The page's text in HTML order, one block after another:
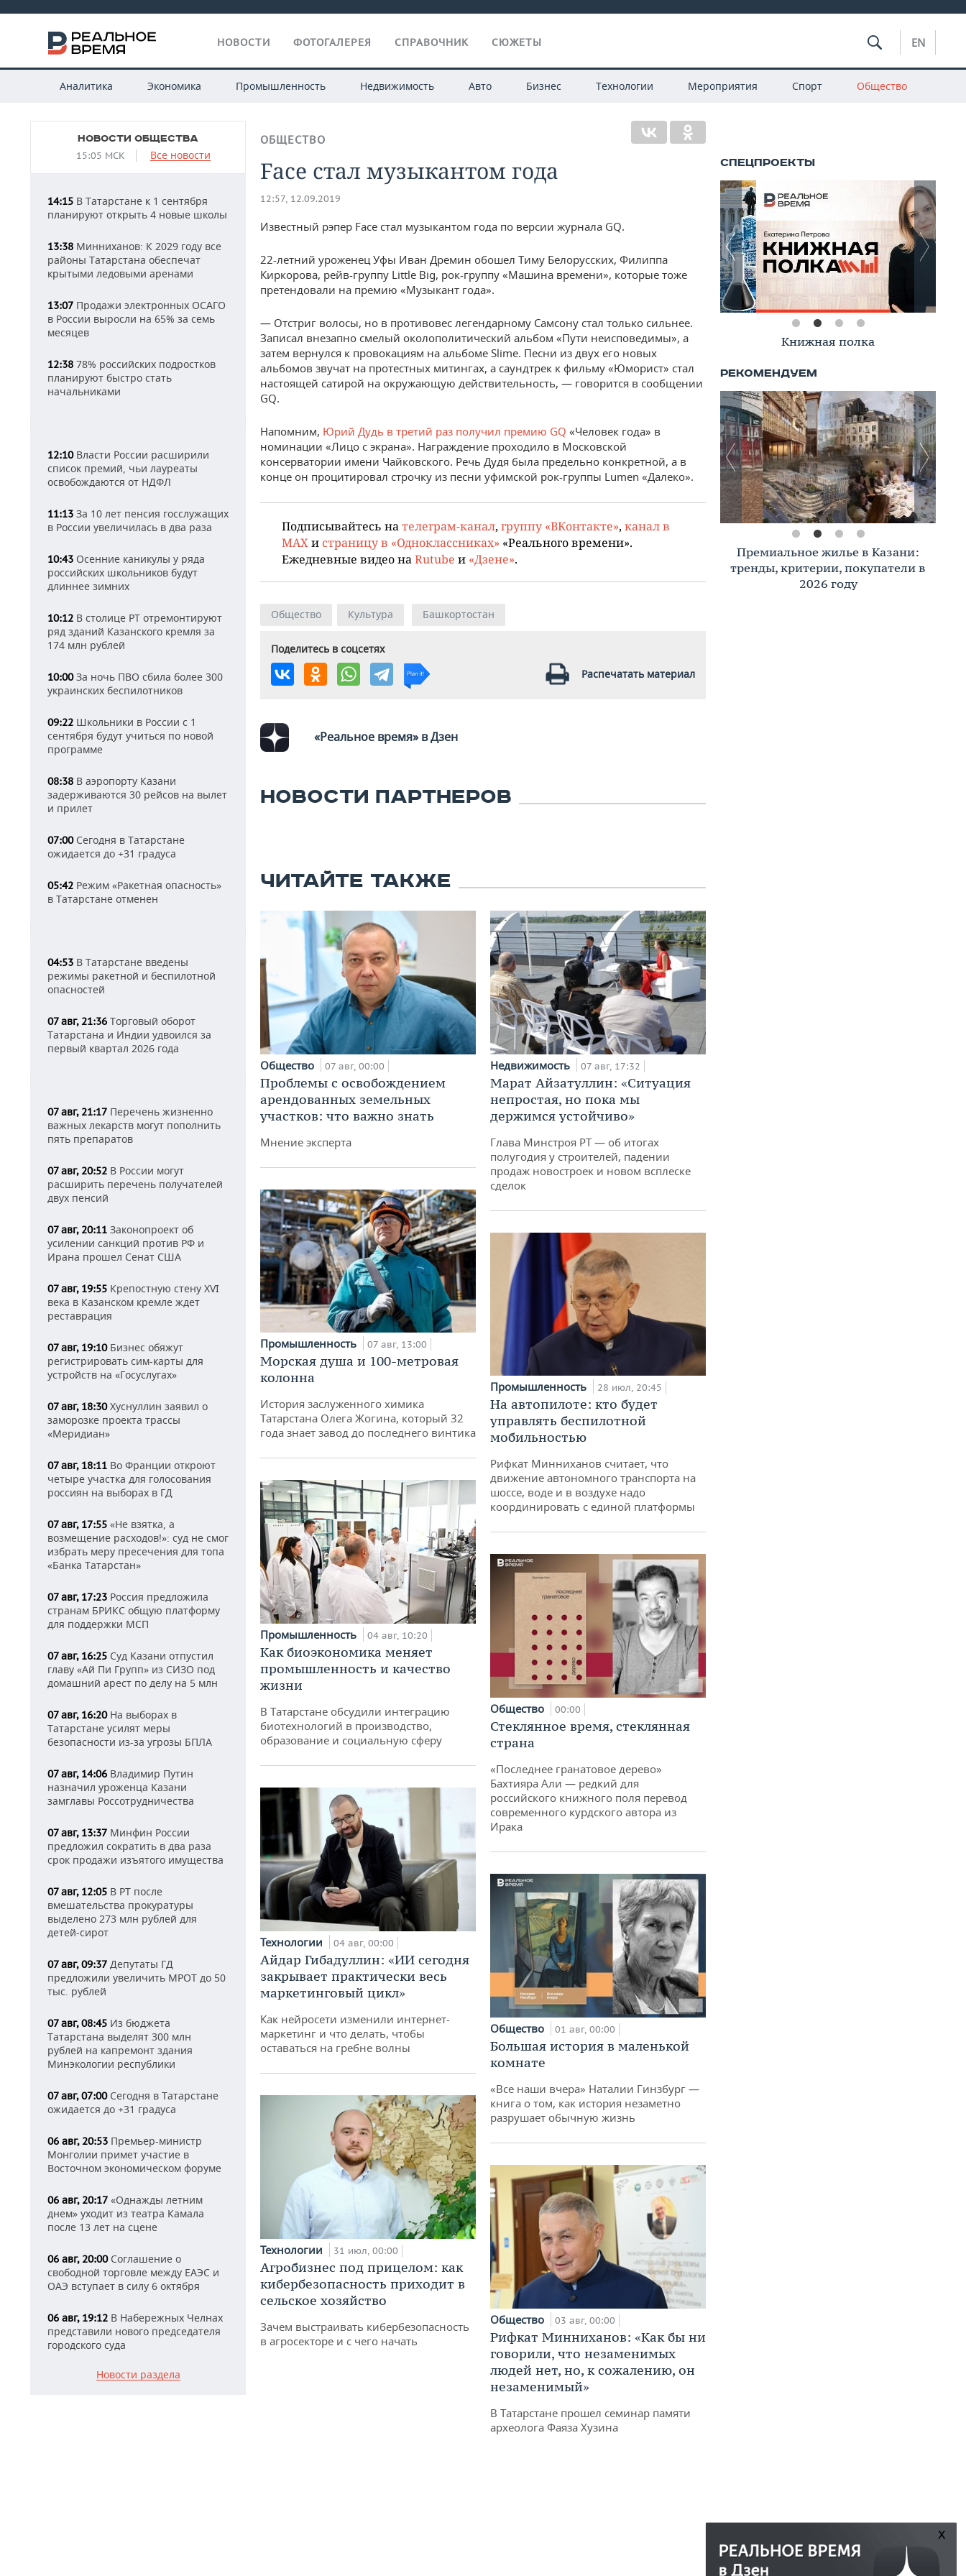
НОВОСТИ ФОТОГАЛЕРЕЯ СПРАВОЧНИК СЮЖЕТЫ EN
Аналитика Экономика Промышленность Недвижимость Авто Бизнес Технологии Мероприятия Спорт Общество
НОВОСТИ ОБЩЕСТВА
15:05 МСК Все новости
14:15 В Татарстане к 1 сентября
планируют открыть 4 новые школы
13:38 Минниханов: К 2029 году все
районы Татарстана обеспечат
крытыми ледовыми аренами
13:07 Продажи электронных ОСАГО
в России выросли на 65% за семь
месяцев
12:38 78% российских подростков
планируют быстро стать
начальниками
12:10Власти России расширили
список премий, чьи лауреаты
освобождаются от НДФЛ
11:13 За 10 лет пенсия госслужащих
в России увеличилась в два раза
10:43 Осенние каникулы у ряда
российских школьников будут
длиннее зимних
10:12 В столице РТ отремонтируют
ряд зданий Казанского кремля за
174 млн рублей
10:00За ночь ПВО сбила более 300
украинских беспилотников
09:22 Школьники в России с 1
сентября будут учиться по новой
программе
08:38 В аэропорту Казани
задерживаются 30 рейсов на вылет
и прилет
07:00Сегодня в Татарстане
ожидается до +31 градуса
05:42 Режим «Ракетная опасность»
в Татарстане отменен
04:53 В Татарстане введены
режимы ракетной и беспилотной
опасностей
07 авг, 21:36 Торговый оборот
Татарстана и Индии удвоился за
первый квартал 2026 года
07 авг, 21:17 Перечень жизненно
важных лекарств могут пополнить
пять препаратов
07 авг, 20:52 В России могут
расширить перечень получателей
двух пенсий
07 авг, 20:11 Законопроект об
усилении санкций против РФ и
Ирана прошел Сенат США
07 авг, 19:55 Крепостную стену XVI
века в Казанском кремле ждет
реставрация
07 авг, 19:10Бизнес обяжут
регистрировать сим-карты для
устройств на «Госуслугах»
07 авг, 18:30Хуснуллин заявил о
заморозке проекта трассы
«Меридиан»
07 авг, 18:11 Во Франции откроют
четыре участка для голосования
россиян на выборах в ГД
07 авг, 17:55 «Не взятка, а
возмещение расходов!»: суд не смог
избрать меру пресечения для топа
«Банка Татарстан»
07 авг, 17:23 Россия предложила
странам БРИКС общую платформу
для поддержки МСП
07 авг, 16:25 Суд Казани отпустил
главу «Ай Пи Групп» из СИЗО под
домашний арест по делу на 5 млн
07 авг, 16:20На выборах в
Татарстане усилят меры
безопасности из-за угрозы БПЛА
07 авг, 14:06 Владимир Путин
назначил уроженца Казани
замглавы Россотрудничества
07 авг, 13:37 Минфин России
предложил сократить в два раза
срок продажи изъятого имущества
07 авг, 12:05 В РТ после
вмешательства прокуратуры
выделено 273 млн рублей для
детей-сирот
07 авг, 09:37 Депутаты ГД
предложили увеличить МРОТ до 50
тыс. рублей
07 авг, 08:45 Из бюджета
Татарстана выделят 300 млн
рублей на капремонт здания
Минэкологии республики
07 авг, 07:00Сегодня в Татарстане
ожидается до +31 градуса
06 авг, 20:53 Премьер-министр
Монголии примет участие в
Восточном экономическом форуме
06 авг, 20:17 «Однажды летним
днем» уходит из театра Камала
после 13 лет на сцене
06 авг, 20:00Соглашение о
свободной торговле между ЕАЭС и
ОАЭ вступает в силу 6 октября
06 авг, 19:12 В Набережных Челнах
представили нового председателя
городского суда
Новости раздела
ОБЩЕСТВО
Face стал музыкантом года
12:57, 12.09.2019
Известный рэпер Face стал музыкантом года по версии журнала GQ.
22-летний уроженец Уфы Иван Дремин обошел Тиму Белорусских, Филиппа
Киркорова, рейв-группу Little Big, рок-группу «Машина времени», которые тоже
претендовали на премию «Музыкант года».
— Отстриг волосы, но в противовес легендарному Самсону стал только сильнее.
Записал внезапно смелый околополитический альбом «Пути неисповедимы», а
затем вернулся к провокациям на альбоме Slime. Песни из двух его новых
альбомов звучат на протестных митинга­х, а саундтрек к фильму «Юморист» стал
настоящей сатирой на окружающую действительность, — говорится в сообщении
GQ.
Напомним, Юрий Дудь в третий раз получил премию GQ «Человек года» в
номинации «Лицо с экрана». Награждение проходило в Московской
консерватории имени Чайковского. Речь Дудя была предельно конкретной, а в
конце он процитировал строчку из песни уфимской рок-группы Lumen «Далеко».
Подписывайтесь на телеграм-канал, группу «ВКонтакте», канал в
MAX и страницу в «Одноклассниках» «Реального времени».
Ежедневные видео на Rutube и «Дзене».
Общество Культура Башкортостан
Поделитесь в соцсетях
Распечатать материал
«Реальное время» в Дзен
НОВОСТИ ПАРТНЕРОВ
ЧИТАЙТЕ ТАКЖЕ
Общество 07 авг, 00:00
Проблемы с освобождением
арендованных земельных
участков: что важно знать
Мнение эксперта
Промышленность 07 авг, 13:00
Морская душа и 100-метровая
колонна
История заслуженного химика
Татарстана Олега Жогина, который 32
года знает завод до последнего винтика
Промышленность 04 авг, 10:20
Как биоэкономика меняет
промышленность и качество
жизни
В Татарстане обсудили интеграцию
биотехнологий в производство,
образование и социальную сферу
Технологии 04 авг, 00:00
Айдар Гибадуллин: «ИИ сегодня
закрывает практически весь
маркетинговый цикл»
Как нейросети изменили интернет-
маркетинг и что делать, чтобы
оставаться на гребне волны
Технологии 31 июл, 00:00
Агробизнес под прицелом: как
кибербезопасность приходит в
сельское хозяйство
Зачем выстраивать кибербезопасность
в агросекторе и с чего начать
Недвижимость 07 авг, 17:32
Марат Айзатуллин: «Ситуация
непростая, но пока мы
держимся устойчиво»
Глава Минстроя РТ — об итогах
полугодия у строителей, падении
продаж новостроек и новом всплеске
сделок
Промышленность 28 июл, 20:45
На автопилоте: кто будет
управлять беспилотной
мобильностью
Рифкат Минниханов считает, что
движение автономного транспорта на
шоссе, воде и в воздухе надо
координировать с единой платформы
Общество 00:00
Стеклянное время, стеклянная
страна
«Последнее гранатовое дерево»
Бахтияра Али — редкий для
российского книжного поля перевод
современного курдского автора из
Ирака
Общество 01 авг, 00:00
Большая история в маленькой
комнате
«Все наши вчера» Наталии Гинзбург —
книга о том, как история незаметно
разрушает обычную жизнь
Общество 03 авг, 00:00
Рифкат Минниханов: «Как бы ни
говорили, что незаменимых
людей нет, но, к сожалению, он
незаменимый»
В Татарстане прошел семинар памяти
археолога Фаяза Хузина
Книжная полка
Премиальное жилье в Казани:
тренды, критерии, покупатели в
2026 году
x